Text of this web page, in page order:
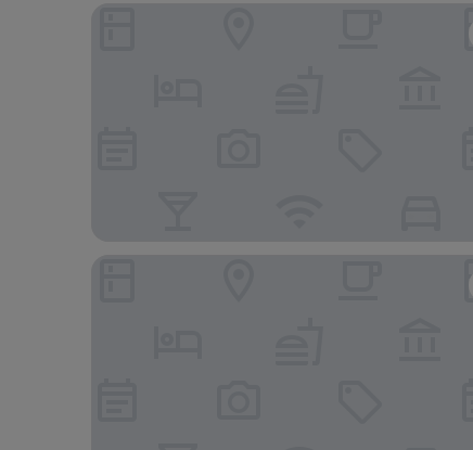
Sumin Hotel